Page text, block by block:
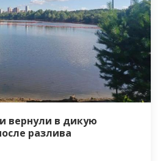
вернули в дикую
разлива